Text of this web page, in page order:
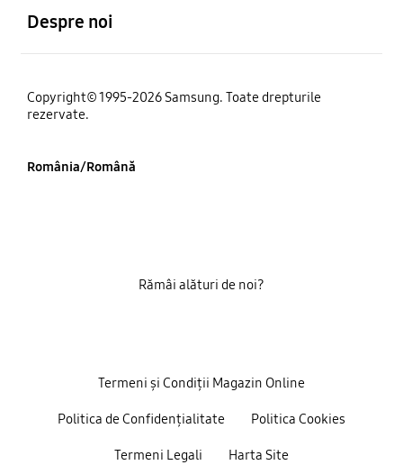
Despre noi
Copyright© 1995-2026 Samsung. Toate drepturile
rezervate.
România/Română
Termeni și Condiții Magazin Online
Politica de Confidențialitate Politica Cookies
Termeni Legali Harta Site
Rămâi alături de noi?